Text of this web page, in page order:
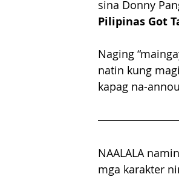
sina Donny
Pilipinas Got
Naging
natin kung
kapag na-
NAALALA
mga karakter